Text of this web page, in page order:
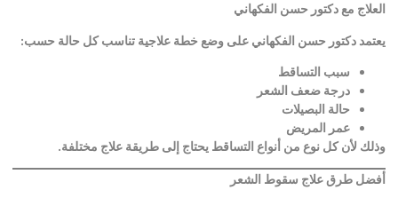
العلاج مع دكتور حسن الفكهاني
يعتمد دكتور حسن الفكهاني على وضع خطة علاجية تناسب كل حالة حسب:
سبب التساقط
درجة ضعف الشعر
حالة البصيلات
عمر المريض
وذلك لأن كل نوع من أنواع التساقط يحتاج إلى طريقة علاج مختلفة.
أفضل طرق علاج سقوط الشعر